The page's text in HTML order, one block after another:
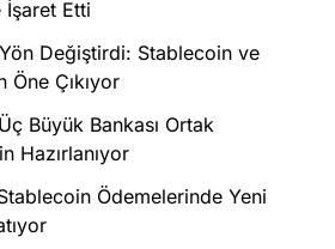
İşaret Etti
Değiştirdi: Stablecoin ve
Öne Çıkıyor
Büyük Bankası Ortak
Hazırlanıyor
Ödemelerinde Yeni